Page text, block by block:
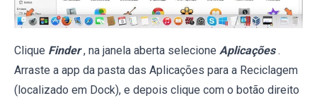
Clique Finder , na janela aberta selecione Aplicações .
Arraste a app da pasta das Aplicações para a Reciclagem
(localizado em Dock), e depois clique com o botão direito